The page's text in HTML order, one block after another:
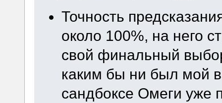
Точность
около 100%, на него
свой финальный
каким бы ни был мой
сандбоксе Омеги уже